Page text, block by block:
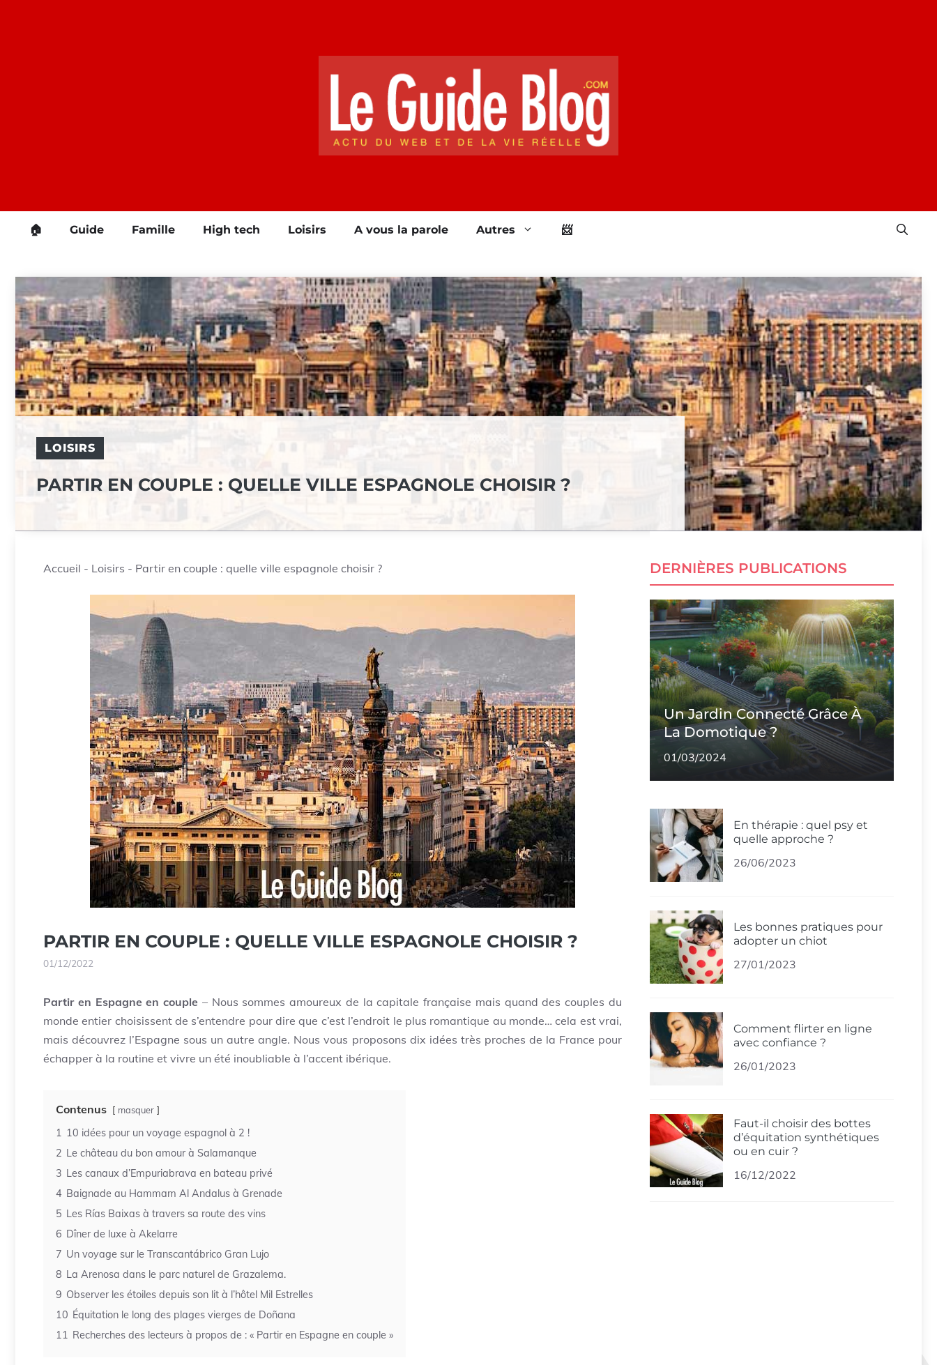
🏠 Guide Famille High tech Loisirs A vous la parole Autres 📨
LOISIRS
PARTIR EN COUPLE : QUELLE VILLE ESPAGNOLE CHOISIR ?
Accueil - Loisirs - Partir en couple : quelle ville espagnole choisir ?
PARTIR EN COUPLE : QUELLE VILLE ESPAGNOLE CHOISIR ?
01/12/2022
Partir en Espagne en couple – Nous sommes amoureux de la capitale française mais quand des couples du
monde entier choisissent de s’entendre pour dire que c’est l’endroit le plus romantique au monde… cela est vrai,
mais découvrez l’Espagne sous un autre angle. Nous vous proposons dix idées très proches de la France pour
échapper à la routine et vivre un été inoubliable à l’accent ibérique.
Contenus masquer
1 10 idées pour un voyage espagnol à 2 !
2 Le château du bon amour à Salamanque
3 Les canaux d’Empuriabrava en bateau privé
4 Baignade au Hammam Al Andalus à Grenade
5 Les Rías Baixas à travers sa route des vins
6 Dîner de luxe à Akelarre
7 Un voyage sur le Transcantábrico Gran Lujo
8 La Arenosa dans le parc naturel de Grazalema.
9 Observer les étoiles depuis son lit à l’hôtel Mil Estrelles
10 Équitation le long des plages vierges de Doñana
11 Recherches des lecteurs à propos de : « Partir en Espagne en couple »
DERNIÈRES PUBLICATIONS
Un Jardin Connecté Grâce À
La Domotique ?
01/03/2024
En thérapie : quel psy et
quelle approche ?
26/06/2023
Les bonnes pratiques pour
adopter un chiot
27/01/2023
Comment flirter en ligne
avec confiance ?
26/01/2023
Faut-il choisir des bottes
d’équitation synthétiques
ou en cuir ?
16/12/2022